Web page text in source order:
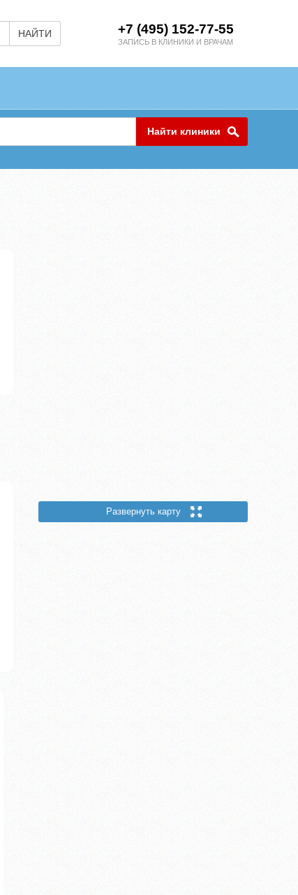
НАЙТИ +7 (495) 152-77-55
ЗАПИСЬ В КЛИНИКИ И ВРАЧАМ
Найти клиники
Развернуть карту